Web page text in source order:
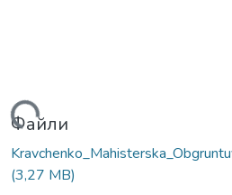
Файли
(3,27 MB)